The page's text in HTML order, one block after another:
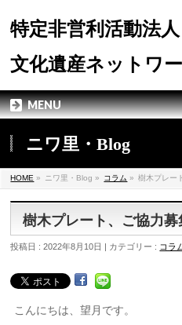
特定非営利活動法
文化遺産ネットワ
MENU
ニワ里・Blog
HOME » ニワ里・Blog » コラム » 樹木プレー
樹木プレート、ご協力募
投稿日 : 2022年8月10日 | カテゴリー : コラ
こんにちは、望月です。